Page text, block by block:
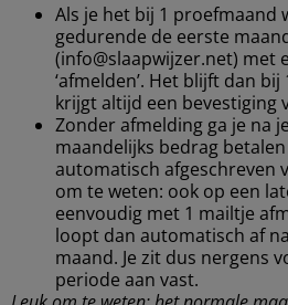
Als je het bij 1 proefmaand
gedurende de eerste
(info@slaapwijzer.net) met
‘afmelden’. Het blijft dan bij
krijgt altijd een bevestiging
Zonder afmelding ga je na
maandelijks bedrag
automatisch afgeschreven
om te weten: ook op een
eenvoudig met 1 mailtje
loopt dan automatisch af
maand. Je zit dus nergens
periode aan vast.